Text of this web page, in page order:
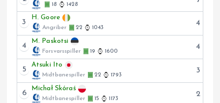
18 1428
3
H. Goore
Angriber 22 1043
4
4
M. Paskotsi
Forsvarsspiller 19 1600
4
5
Atsuki Ito
Midtbanespiller 22 1793
3
6
Michał Skóraś
Midtbanespiller 15 1173
2